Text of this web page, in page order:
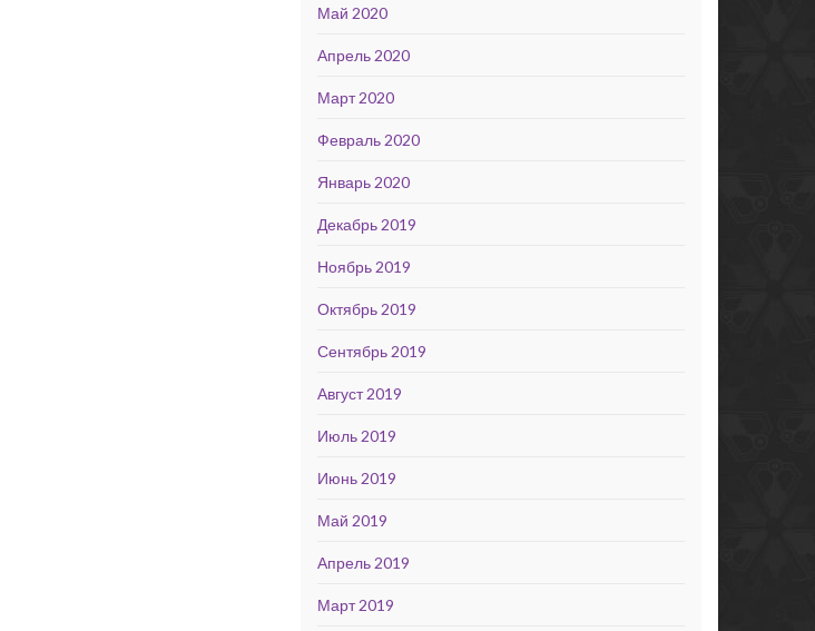
Май 2020
Апрель 2020
Март 2020
Февраль 2020
Январь 2020
Декабрь 2019
Ноябрь 2019
Октябрь 2019
Сентябрь 2019
Август 2019
Июль 2019
Июнь 2019
Май 2019
Апрель 2019
Март 2019